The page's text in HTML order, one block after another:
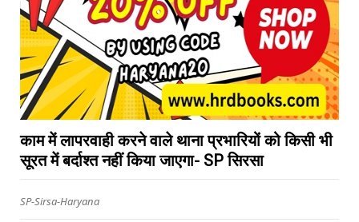
काम में लापरवाही करने वाले थाना प्रभारियों को किसी भी
सूरत में बर्दाश्त नहीं किया जाएगा- SP सिरसा
SP-Sirsa-Haryana